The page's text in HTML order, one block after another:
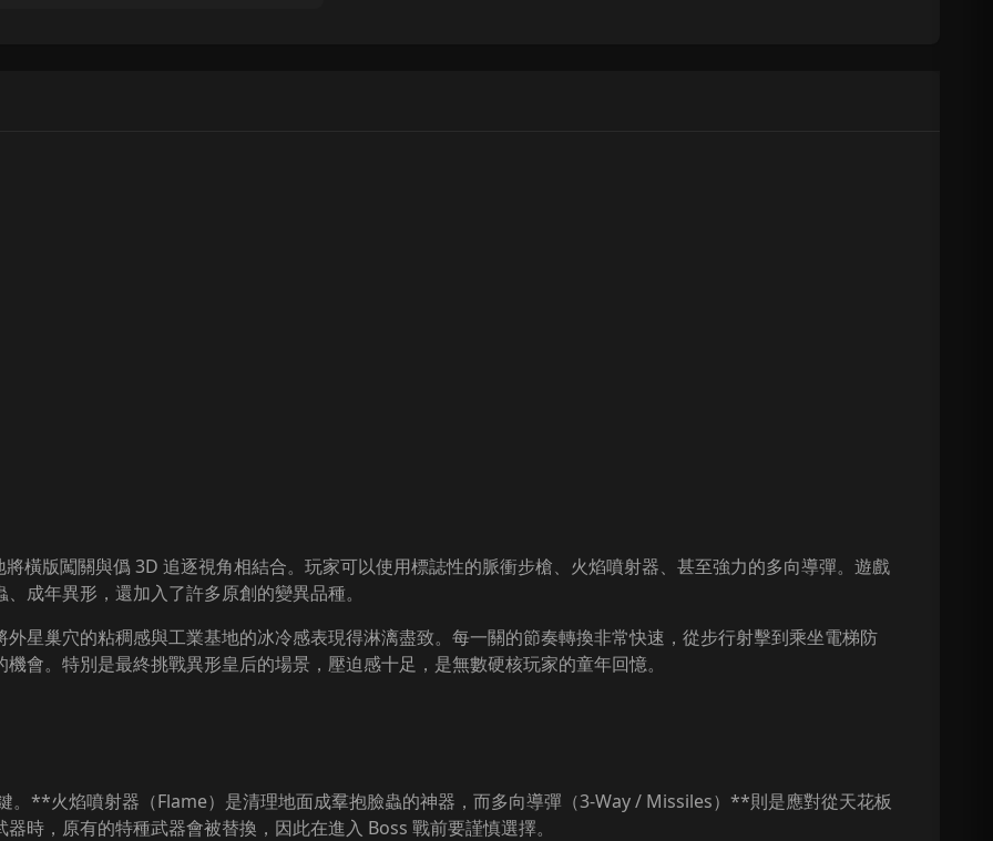
橫版闖關與僞 3D 追逐視角相結合。玩家可以使用標誌性的脈衝步槍、火焰噴射器、甚至強力的多向導彈。遊戲
成年異形，還加入了許多原創的變異品種。
星巢穴的粘稠感與工業基地的冰冷感表現得淋漓盡致。每一關的節奏轉換非常快速，從步行射擊到乘坐電梯防
會。特別是最終挑戰異形皇后的場景，壓迫感十足，是無數硬核玩家的童年回憶。
。**火焰噴射器（Flame）是清理地面成羣抱臉蟲的神器，而多向導彈（3-Way / Missiles）**則是應對從天花板
時，原有的特種武器會被替換，因此在進入 Boss 戰前要謹慎選擇。